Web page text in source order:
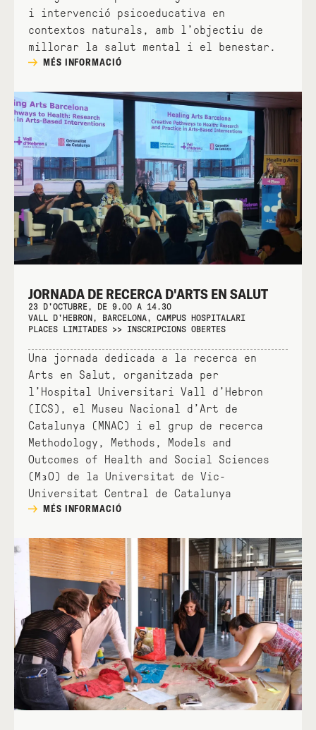
i intervenció psicoeducativa en
contextos naturals, amb l’objectiu de
millorar la salut mental i el benestar.
MÉS INFORMACIÓ
JORNADA DE RECERCA D'ARTS EN SALUT
23 D'OCTUBRE, DE 9.00 A 14.30
VALL D'HEBRON, BARCELONA, CAMPUS HOSPITALARI
PLACES LIMITADES >> INSCRIPCIONS OBERTES
Una jornada dedicada a la recerca en
Arts en Salut, organitzada per
l’Hospital Universitari Vall d’Hebron
(ICS), el Museu Nacional d’Art de
Catalunya (MNAC) i el grup de recerca
Methodology, Methods, Models and
Outcomes of Health and Social Sciences
(M₃O) de la Universitat de Vic-
Universitat Central de Catalunya
MÉS INFORMACIÓ